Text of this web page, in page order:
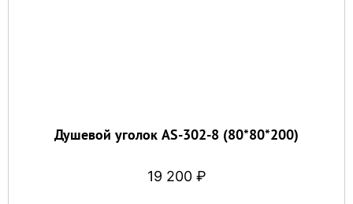
Душевой уголок AS-302-8 (80*80*200)
19 200 ₽